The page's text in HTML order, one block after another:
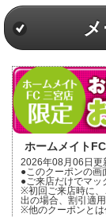
ホームメイト
2026年08月06日更
●このクーポンの画
●ご来店だけでマッ
※初回ご来店時に、
出の場合、割引適用
※他のクーポンとは